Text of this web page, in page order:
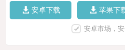
安卓下载 苹果下
安卓市场，